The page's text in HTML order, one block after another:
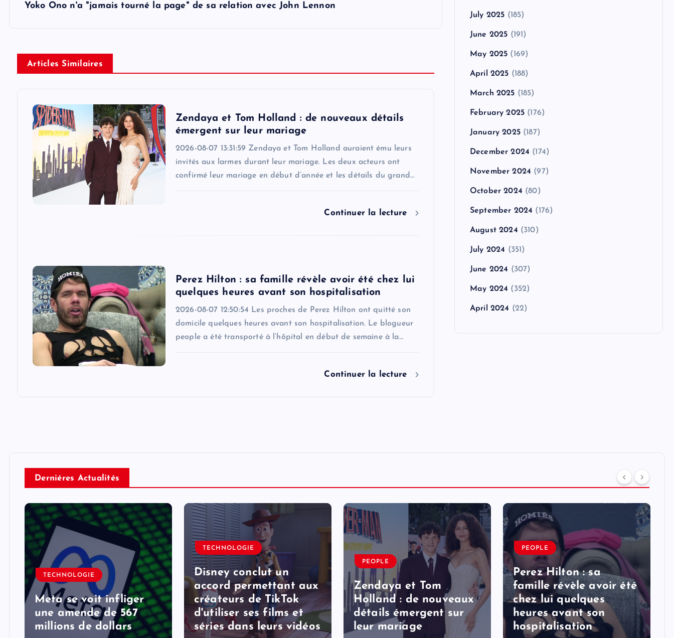
Yoko Ono n'a "jamais tourné la page" de sa relation avec John Lennon
Articles Similaires
Zendaya et Tom Holland : de nouveaux détails
émergent sur leur mariage
2026-08-07 13:31:59 Zendaya et Tom Holland auraient ému leurs
invités aux larmes durant leur mariage. Les deux acteurs ont
confirmé leur mariage en début d’année et les détails du grand…
Continuer la lecture
Perez Hilton : sa famille révèle avoir été chez lui
quelques heures avant son hospitalisation
2026-08-07 12:50:54 Les proches de Perez Hilton ont quitté son
domicile quelques heures avant son hospitalisation. Le blogueur
people a été transporté à l’hôpital en début de semaine à la…
Continuer la lecture
July 2025 (185)
June 2025 (191)
May 2025 (169)
April 2025 (188)
March 2025 (185)
February 2025 (176)
January 2025(187)
December 2024 (174)
November 2024 (97)
October 2024 (80)
September 2024 (176)
August 2024 (310)
July 2024 (351)
June 2024 (307)
May 2024 (352)
April 2024 (22)
Derniéres Actualités
TECHNOLOGIE
Meta se voit infliger
une amende de 567
millions de dollars
TECHNOLOGIE
Disney conclut un
accord permettant aux
créateurs de TikTok
d'utiliser ses films et
séries dans leurs vidéos
PEOPLE
Zendaya et Tom
Holland : de nouveaux
détails émergent sur
leur mariage
PEOPLE
Perez Hilton : sa
famille révèle avoir été
chez lui quelques
heures avant son
hospitalisation